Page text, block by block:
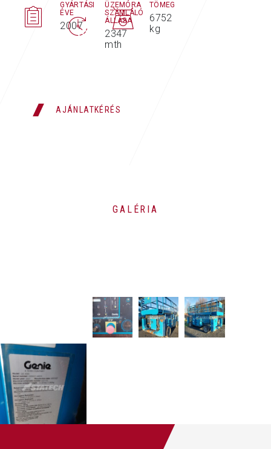
GYÁRTÁSI
ÉVE
2007
ÜZEMÓRA
SZÁMLÁLÓ
ÁLLÁSA
2347
mth
TÖMEG
6752
kg
AJÁNLATKÉRÉS
GALÉRIA